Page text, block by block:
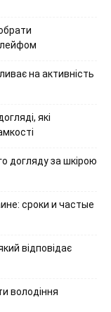
на активність
які
догляду за шкірою
сроки и частые
відповідає
володіння